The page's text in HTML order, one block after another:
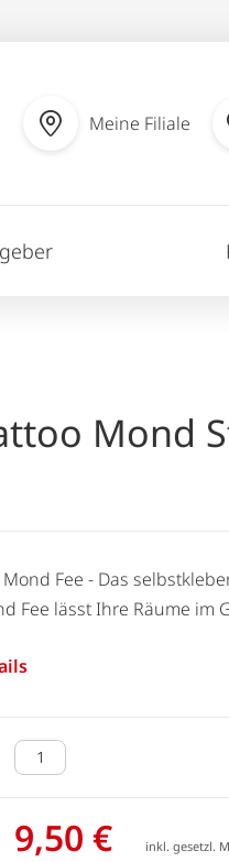
Meine Filiale
Mond
Fee - Das
Fee lässt Ihre Räume im
9,50 € inkl. gesetzl.